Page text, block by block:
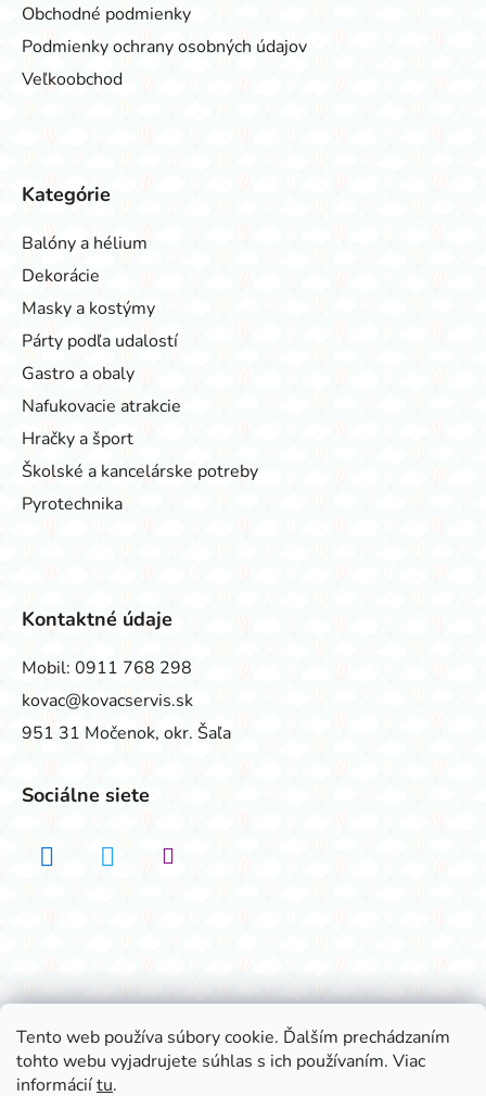
Tento web používa súbory cookie. Ďalším prechádzaním
tohto webu vyjadrujete súhlas s ich používaním. Viac
informáciítu.
Obchodné podmienky
Podmienky ochrany osobných údajov
Veľkoobchod
Kategórie
Balóny a hélium
Dekorácie
Masky a kostýmy
Párty podľa udalostí
Gastro a obaly
Nafukovacie atrakcie
Hračky a šport
Školské a kancelárske potreby
Pyrotechnika
Kontaktné údaje
Mobil: 0911 768 298
kovac@kovacservis.sk
951 31 Močenok, okr. Šaľa
Sociálne siete